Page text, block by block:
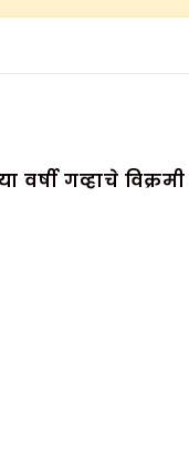
वर्षी गव्हाचे